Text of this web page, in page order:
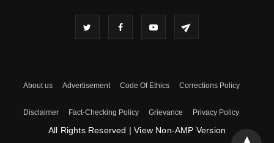
About us Advertisement Code Of Ethics Corrections Policy
Disclaimer Fact-Checking Policy Grievance Privacy Policy
All Rights Reserved | View Non-AMP Version